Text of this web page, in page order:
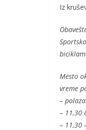
Iz
Mesto
vreme
–
– 11,30
– 11,30